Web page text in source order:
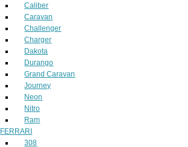
Caliber
Caravan
Challenger
Charger
Dakota
Durango
Grand Caravan
Journey
Neon
Nitro
Ram
FERRARI
308